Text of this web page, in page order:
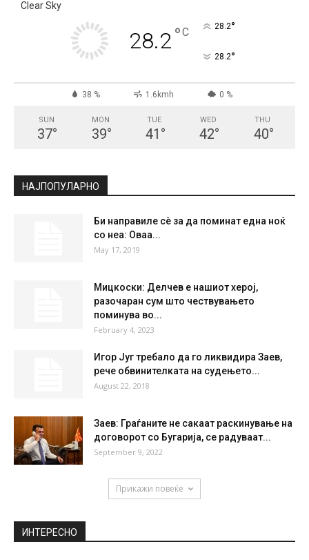
Clear Sky
28.2°C 28.2°
28.2°
38 % 1.6kmh 0 %
SUN
37°
MON
39°
TUE
41 °
WED
42°
THU
40°
НАЈПОПУЛАРНО
Би направиле сè за да поминат една ноќ
со неа: Оваа...
May 17, 2019
Мицкоски: Делчев е нашиот херој,
разочаран сум што чествувањето
поминува во...
February 4, 2023
Игор Југ требало да го ликвидира Заев,
рече обвинителката на судењето...
August 22, 2018
Заев: Граѓаните не сакаат раскинување на
договорот со Бугарија, се радуваат...
September 9, 2022
Прикажи повеќе
ИНТЕРЕСНО